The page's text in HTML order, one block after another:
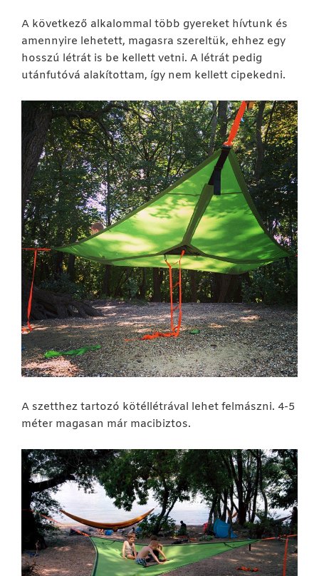
A következő alkalommal több gyereket hívtunk és
amennyire lehetett, magasra szereltük, ehhez egy
hosszú létrát is be kellett vetni. A létrát pedig
utánfutóvá alakítottam, így nem kellett cipekedni.
A szetthez tartozó kötéllétrával lehet felmászni. 4-5
méter magasan már macibiztos.